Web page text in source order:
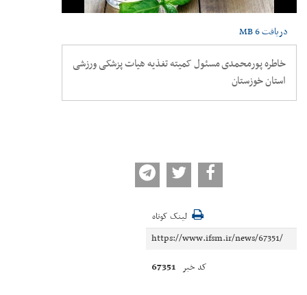
دریافت6 MB
خاطره پورمحمدی مسئول کمیته تغذیه هیات پزشکی ورزشی
استان خوزستان
لینک کوتاه
کد خبر 67351